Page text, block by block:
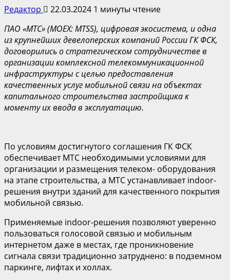
Редактор 22.03.2024 1 минуты чтение
ПАО «МТС» (MOEX: MTSS), цифровая экосистема, и одна
из крупнейших девелоперских компаний России ГК ФСК,
договорились о стратегическом сотрудничестве в
организации комплексной телекоммуникационной
инфраструктуры с целью предоставления
качественных услуг мобильной связи на объектах
капитального строительства застройщика к
моменту их ввода в эксплуатацию.
По условиям достигнутого соглашения ГК ФСК
обеспечивает МТС необходимыми условиями для
организации и размещения телеком- оборудования
на этапе строительства, а МТС устанавливает indoor-
решения внутри зданий для качественного покрытия
мобильной связью.
Применяемые indoor-решения позволяют уверенно
пользоваться голосовой связью и мобильным
интернетом даже в местах, где проникновение
сигнала связи традиционно затруднено: в подземном
паркинге, лифтах и холлах.